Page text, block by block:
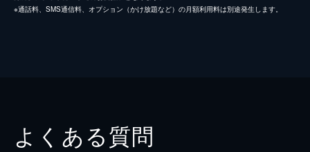
※通話料、SMS通信料、オプション（かけ放題など）の月額利用料は別途発生します。
よくある質問